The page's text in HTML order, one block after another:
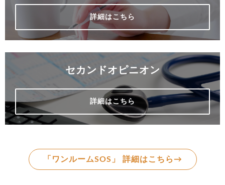
詳細はこちら
セカンドオピニオン
詳細はこちら
「ワンルームSOS」 詳細はこちら→